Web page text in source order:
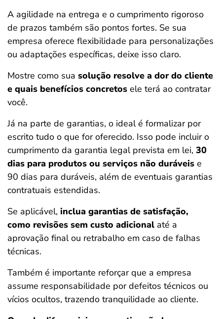
A agilidade na entrega e o cumprimento rigoroso
de prazos também são pontos fortes. Se sua
empresa oferece flexibilidade para personalizações
ou adaptações específicas, deixe isso claro.
Mostre como sua solução resolve a dor do cliente
e quais benefícios concretos ele terá ao contratar
você.
Já na parte de garantias, o ideal é formalizar por
escrito tudo o que for oferecido. Isso pode incluir o
cumprimento da garantia legal prevista em lei, 30
dias para produtos ou serviços não duráveis e
90 dias para duráveis, além de eventuais garantias
contratuais estendidas.
Se aplicável, inclua garantias de satisfação,
como revisões sem custo adicional até a
aprovação final ou retrabalho em caso de falhas
técnicas.
Também é importante reforçar que a empresa
assume responsabilidade por defeitos técnicos ou
vícios ocultos, trazendo tranquilidade ao cliente.